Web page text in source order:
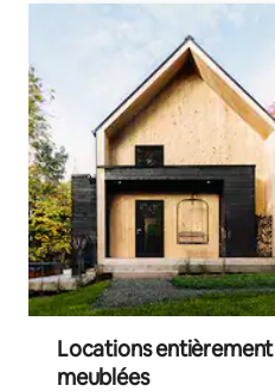
Locations entièrement
meublées